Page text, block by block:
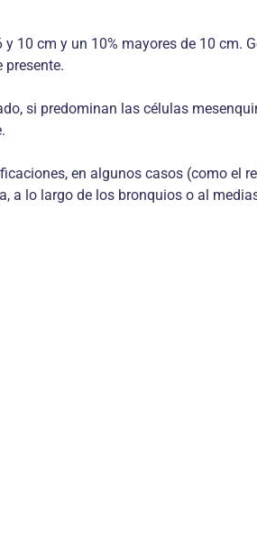
10 cm y un 10% mayores de 10 cm.
presente.
si predominan las células
en algunos casos (como el
a lo largo de los bronquios o al